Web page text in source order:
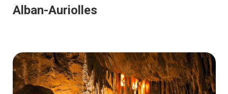
Alban-Auriolles